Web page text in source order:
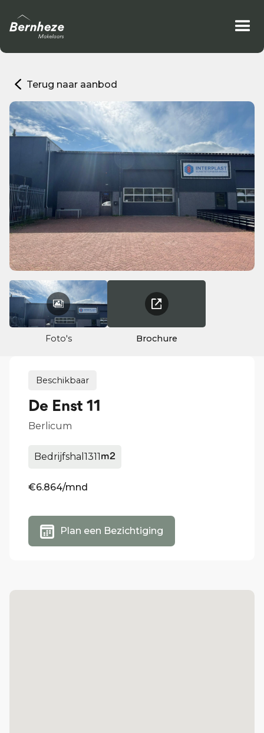
Terug naar aanbod
Foto's Brochure
Beschikbaar
De Enst 11
Berlicum
Bedrijfshal 1311 m2
€6.864/mnd
Plan een Bezichtiging